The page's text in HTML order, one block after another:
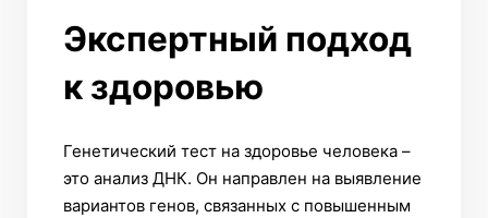
Экспертный подход
к здоровью
Генетический тест на здоровье человека –
это анализ ДНК. Он направлен на выявление
вариантов генов, связанных с повышенным